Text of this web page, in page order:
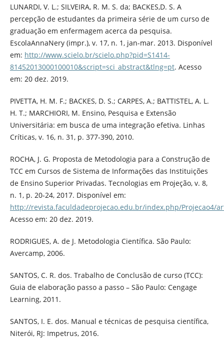
LUNARDI, V. L.; SILVEIRA, R. M. S. da; BACKES,D. S. A
percepção de estudantes da primeira série de um curso de
graduação em enfermagem acerca da pesquisa.
EscolaAnnaNery (impr.), v. 17, n. 1, jan-mar. 2013. Disponível
em: http://www.scielo.br/scielo.php?pid=S1414-
81452013000100010&script=sci_abstract&tlng=pt. Acesso
em: 20 dez. 2019.
PIVETTA, H. M. F.; BACKES, D. S.; CARPES, A.; BATTISTEL, A. L.
H. T.; MARCHIORI, M. Ensino, Pesquisa e Extensão
Universitária: em busca de uma integração efetiva. Linhas
Críticas, v. 16, n. 31, p. 377-390, 2010.
ROCHA, J. G. Proposta de Metodologia para a Construção de
TCC em Cursos de Sistema de Informações das Instituições
de Ensino Superior Privadas. Tecnologias em Projeção, v. 8,
n. 1, p. 20-24, 2017. Disponível em:
http://revista.faculdadeprojecao.edu.br/index.php/Projecao4/
Acesso em: 20 dez. 2019.
RODRIGUES, A. de J. Metodologia Científica. São Paulo:
Avercamp, 2006.
SANTOS, C. R. dos. Trabalho de Conclusão de curso (TCC):
Guia de elaboração passo a passo – São Paulo: Cengage
Learning, 2011.
SANTOS, I. E. dos. Manual e técnicas de pesquisa científica,
Niterói, RJ: Impetrus, 2016.